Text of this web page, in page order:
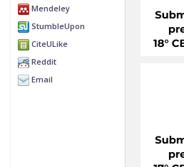
Mendeley
StumbleUpon
CiteULike
Reddit
Email